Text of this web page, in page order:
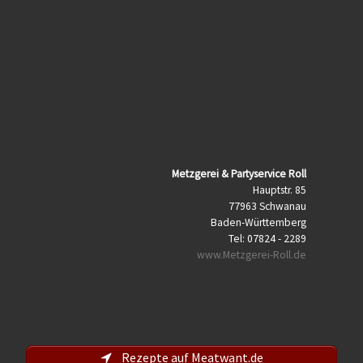
Metzgerei & Partyservice Roll
Hauptstr. 85
77963 Schwanau
Baden-Württemberg
Tel: 07824 - 2289
www.Metzgerei-Roll.de
Rezepte auf Meatwant.de